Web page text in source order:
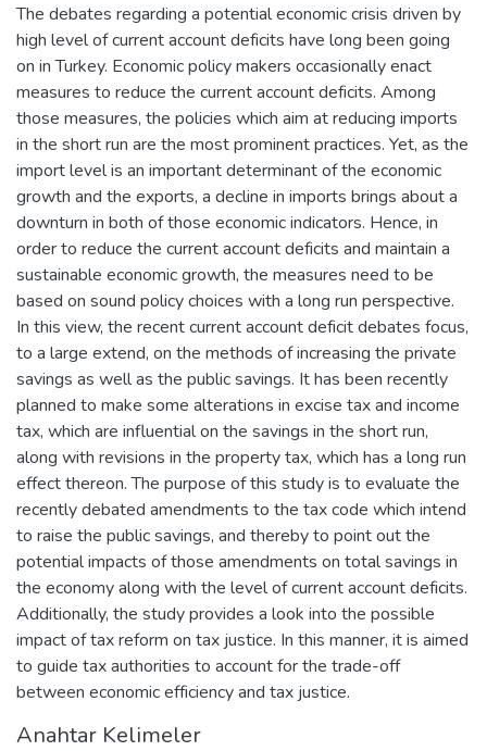
The debates regarding a potential economic crisis driven by
high level of current account deficits have long been going
on in Turkey. Economic policy makers occasionally enact
measures to reduce the current account deficits. Among
those measures, the policies which aim at reducing imports
in the short run are the most prominent practices. Yet, as the
import level is an important determinant of the economic
growth and the exports, a decline in imports brings about a
downturn in both of those economic indicators. Hence, in
order to reduce the current account deficits and maintain a
sustainable economic growth, the measures need to be
based on sound policy choices with a long run perspective.
In this view, the recent current account deficit debates focus,
to a large extend, on the methods of increasing the private
savings as well as the public savings. It has been recently
planned to make some alterations in excise tax and income
tax, which are influential on the savings in the short run,
along with revisions in the property tax, which has a long run
effect thereon. The purpose of this study is to evaluate the
recently debated amendments to the tax code which intend
to raise the public savings, and thereby to point out the
potential impacts of those amendments on total savings in
the economy along with the level of current account deficits.
Additionally, the study provides a look into the possible
impact of tax reform on tax justice. In this manner, it is aimed
to guide tax authorities to account for the trade-off
between economic efficiency and tax justice.
Anahtar Kelimeler